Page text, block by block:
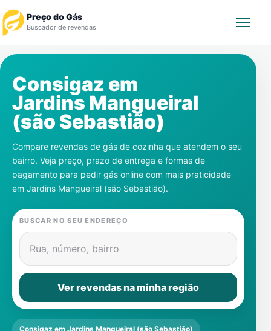
Preço do Gás
Buscador de revendas
Revendedor
Notícias
Cadastre-se
Gás
Contatos
Consigaz em
Jardins Mangueiral
(são Sebastião)
Compare revendas de gás de cozinha que atendem o seu
bairro. Veja preço, prazo de entrega e formas de
pagamento para pedir gás online com mais praticidade
em Jardins Mangueiral (são Sebastião).
BUSCAR NO SEU ENDEREÇO
Rua, número, bairro
Ver revendas na minha região
Consigaz em Jardins Mangueiral (são Sebastião)